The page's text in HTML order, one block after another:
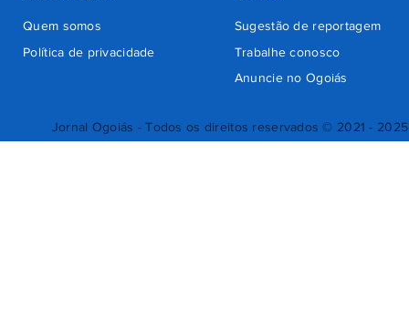
Jornal Ogoiás - Todos os direitos reservados © 2021 - 2025
Quem somos
Sugestão de reportagem
Trabalhe conosco
Política de privacidade
Anuncie no Ogoiás